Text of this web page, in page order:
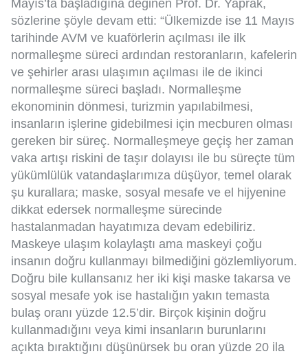
Mayıs’ta başladığına değinen Prof. Dr. Yaprak,
sözlerine şöyle devam etti: “Ülkemizde ise 11 Mayıs
tarihinde AVM ve kuaförlerin açılması ile ilk
normalleşme süreci ardından restoranların, kafelerin
ve şehirler arası ulaşımın açılması ile de ikinci
normalleşme süreci başladı. Normalleşme
ekonominin dönmesi, turizmin yapılabilmesi,
insanların işlerine gidebilmesi için mecburen olması
gereken bir süreç. Normalleşmeye geçiş her zaman
vaka artışı riskini de taşır dolayısı ile bu süreçte tüm
yükümlülük vatandaşlarımıza düşüyor, temel olarak
şu kurallara; maske, sosyal mesafe ve el hijyenine
dikkat edersek normalleşme sürecinde
hastalanmadan hayatımıza devam edebiliriz.
Maskeye ulaşım kolaylaştı ama maskeyi çoğu
insanın doğru kullanmayı bilmediğini gözlemliyorum.
Doğru bile kullansanız her iki kişi maske takarsa ve
sosyal mesafe yok ise hastalığın yakın temasta
bulaş oranı yüzde 12.5’dir. Birçok kişinin doğru
kullanmadığını veya kimi insanların burunlarını
açıkta bıraktığını düşünürsek bu oran yüzde 20 ila